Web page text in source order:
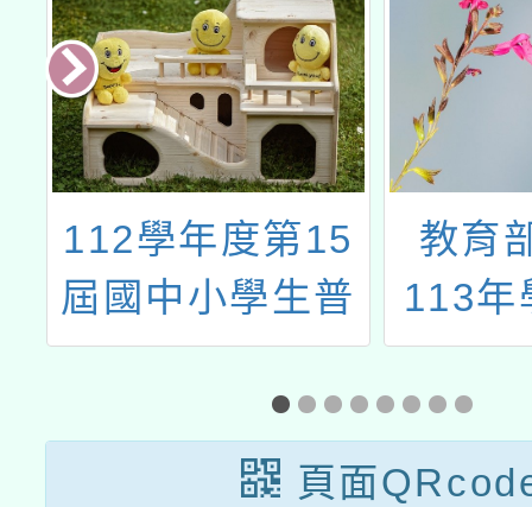
112學年度第15
屆國中小學生普
及化運動計畫 健
身操教師精進研
教育
113年
體
頁面